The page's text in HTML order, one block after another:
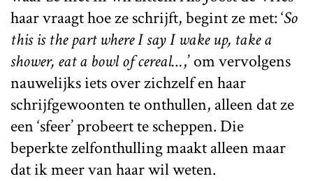
haar vraagt hoe ze schrijft, begint ze met: ‘So
this is the part where I say I wake up, take a
shower, eat a bowl of cereal…,’ om vervolgens
nauwelijks iets over zichzelf en haar
schrijfgewoonten te onthullen, alleen dat ze
een ‘sfeer’ probeert te scheppen. Die
beperkte zelfonthulling maakt alleen maar
dat ik meer van haar wil weten.